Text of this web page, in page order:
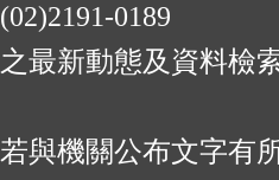
0189
最新動態及資料檢
與機關公布文字有